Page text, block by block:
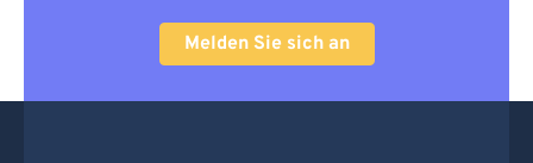
Melden Sie sich an